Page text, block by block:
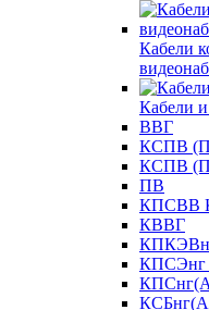
Кабели
Кабели и
ВВГ
КСПВ
КСПВ
ПВ
КПСВВ
КВВГ